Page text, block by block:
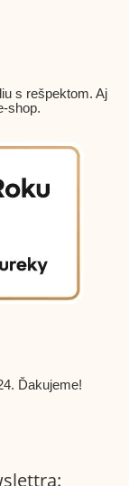
s rešpektom. Aj
shop.
Ďakujeme!